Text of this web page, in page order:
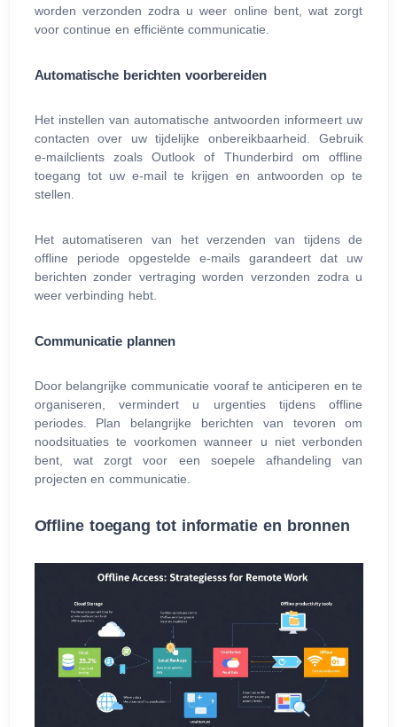
worden verzonden zodra u weer online bent, wat zorgt
voor continue en efficiënte communicatie.
Automatische berichten voorbereiden
Het instellen van automatische antwoorden informeert uw
contacten over uw tijdelijke onbereikbaarheid. Gebruik
e‑mailclients zoals Outlook of Thunderbird om offline
toegang tot uw e‑mail te krijgen en antwoorden op te
stellen.
Het automatiseren van het verzenden van tijdens de
offline periode opgestelde e‑mails garandeert dat uw
berichten zonder vertraging worden verzonden zodra u
weer verbinding hebt.
Communicatie plannen
Door belangrijke communicatie vooraf te anticiperen en te
organiseren, vermindert u urgenties tijdens offline
periodes. Plan belangrijke berichten van tevoren om
noodsituaties te voorkomen wanneer u niet verbonden
bent, wat zorgt voor een soepele afhandeling van
projecten en communicatie.
Offline toegang tot informatie en bronnen